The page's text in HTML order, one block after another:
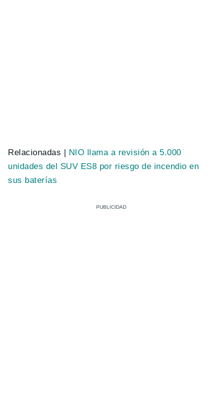
Relacionadas |
NIO llama a revisión a 5.000
unidades del SUV ES8 por riesgo de incendio en
sus baterías